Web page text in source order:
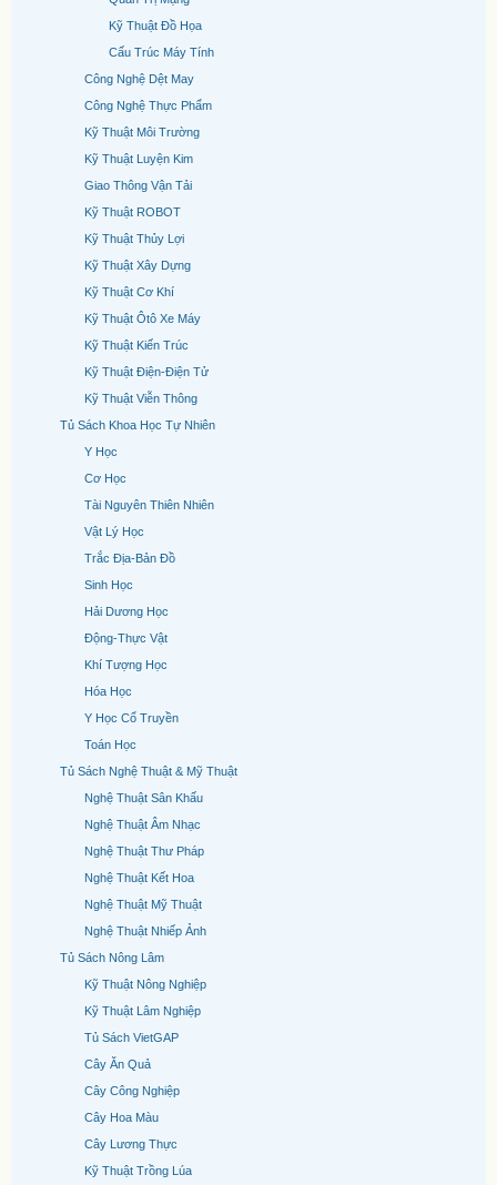
Kỹ Thuật Đồ Họa
Cấu Trúc Máy Tính
Công Nghệ Dệt May
Công Nghệ Thực Phẩm
Kỹ Thuật Môi Trường
Kỹ Thuật Luyện Kim
Giao Thông Vận Tải
Kỹ Thuật ROBOT
Kỹ Thuật Thủy Lợi
Kỹ Thuật Xây Dựng
Kỹ Thuật Cơ Khí
Kỹ Thuật Ôtô Xe Máy
Kỹ Thuật Kiến Trúc
Kỹ Thuật Điện-Điện Tử
Kỹ Thuật Viễn Thông
Tủ Sách Khoa Học Tự Nhiên
Y Học
Cơ Học
Tài Nguyên Thiên Nhiên
Vật Lý Học
Trắc Địa-Bản Đồ
Sinh Học
Hải Dương Học
Động-Thực Vật
Khí Tượng Học
Hóa Học
Y Học Cổ Truyền
Toán Học
Tủ Sách Nghệ Thuật & Mỹ Thuật
Nghệ Thuật Sân Khấu
Nghệ Thuật Âm Nhạc
Nghệ Thuật Thư Pháp
Nghệ Thuật Kết Hoa
Nghệ Thuật Mỹ Thuật
Nghệ Thuật Nhiếp Ảnh
Tủ Sách Nông Lâm
Kỹ Thuật Nông Nghiệp
Kỹ Thuật Lâm Nghiệp
Tủ Sách VietGAP
Cây Ăn Quả
Cây Công Nghiệp
Cây Hoa Màu
Cây Lương Thực
Kỹ Thuật Trồng Lúa